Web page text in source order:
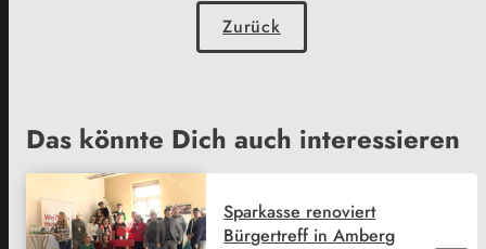
Zurück
Das könnte Dich auch interessieren
Sparkasse renoviert
Bürgertreff in Amberg